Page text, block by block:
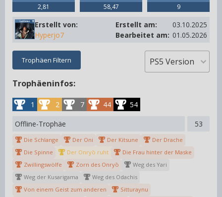
2,81 58,47 9
Erstellt von:
Hyperjo7
Erstellt am:
03.10.2025
Bearbeitet am: 01.05.2026
Trophäen Filtern
Trophäeninfos:
1 2 7 44 54
Offline-Trophäe 53
Die Schlange Der Oni Der Kitsune
Der Drache
Die Spinne
Der Onryō ruht
Die Frau hinter der Maske
Zwillingswölfe
Zorn des Onryō
Weg des Yari
Weg der Kusarigama
Weg des Odachis
Von einem Geist zum anderen
Sitturaynu